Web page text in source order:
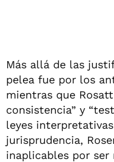
Más allá de las
pelea fue por los
mientras que
consistencia” y
leyes
jurisprudencia,
inaplicables por ser